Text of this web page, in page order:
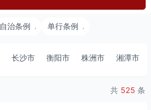
自治条例 ▼ 单行条例 ▼
长沙市 衡阳市 株洲市 湘潭市
共 525 条